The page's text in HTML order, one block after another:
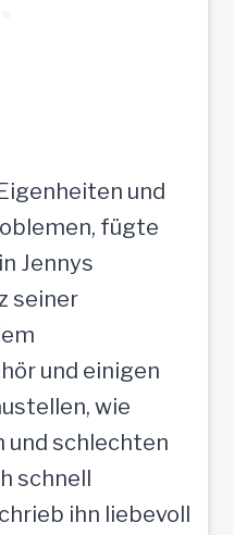
und
fügte
Jennys
seiner
und einigen
wie
und schlechten
schnell
ihn liebevoll